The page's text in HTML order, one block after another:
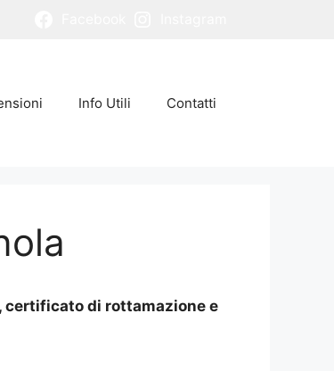
Info Utili Contatti
certificato di rottamazione e